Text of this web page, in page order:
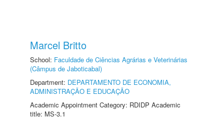
Marcel Britto
School: Faculdade de Ciências Agrárias e Veterinárias
(Câmpus de Jaboticabal)
Department: DEPARTAMENTO DE ECONOMIA,
ADMINISTRAÇÃO E EDUCAÇÃO
Academic Appointment Category: RDIDP Academic
title: MS-3.1